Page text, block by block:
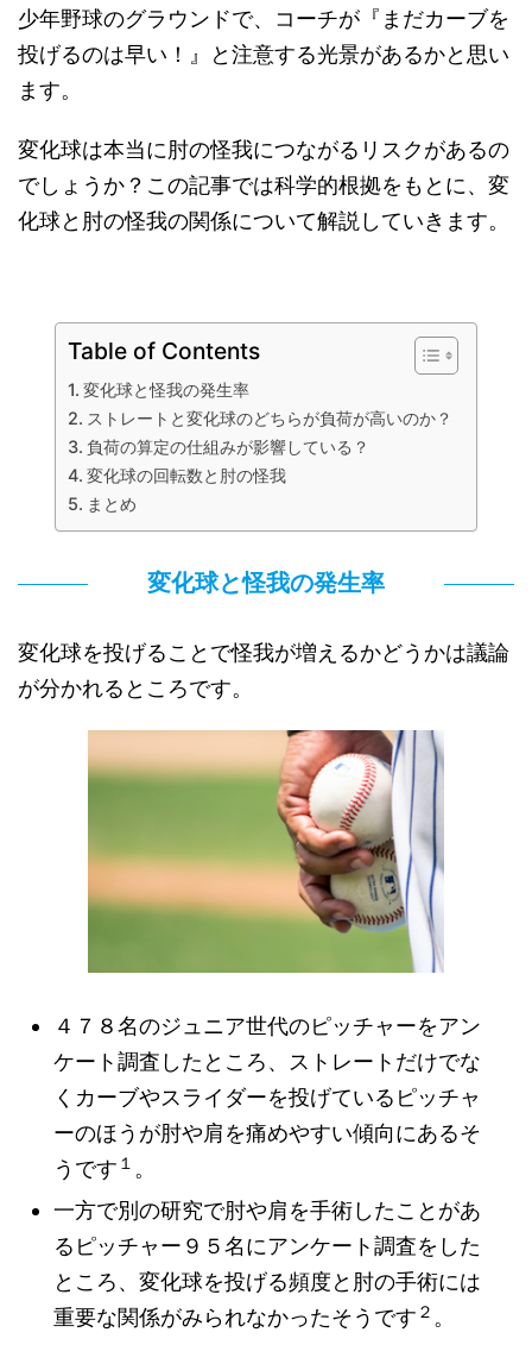
少年野球のグラウンドで、コーチが『まだカーブを
投げるのは早い！』と注意する光景があるかと思い
ます。
変化球は本当に肘の怪我につながるリスクがあるの
でしょうか？この記事では科学的根拠をもとに、変
化球と肘の怪我の関係について解説していきます。
Table of Contents
変化球と怪我の発生率
ストレートと変化球のどちらが負荷が高いのか？
負荷の算定の仕組みが影響している？
変化球の回転数と肘の怪我
まとめ
変化球と怪我の発生率
変化球を投げることで怪我が増えるかどうかは議論
が分かれるところです。
４７８名のジュニア世代のピッチャーをアン
ケート調査したところ、ストレートだけでな
くカーブやスライダーを投げているピッチャ
ーのほうが肘や肩を痛めやすい傾向にあるそ
うです １ 。
一方で別の研究で肘や肩を手術したことがあ
るピッチャー９５名にアンケート調査をした
ところ、変化球を投げる頻度と肘の手術には
重要な関係がみられなかったそうです ２ 。